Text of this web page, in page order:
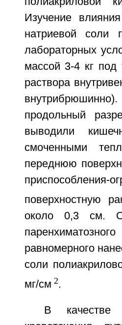
Изучение
натриевой соли
лабораторных
массой 3-4 кг
раствора
продольный
выводили
смоченными
переднюю
приспособления-
поверхностную
около 0,3 см.
равномерного
соли
мг/см 2.
В качестве